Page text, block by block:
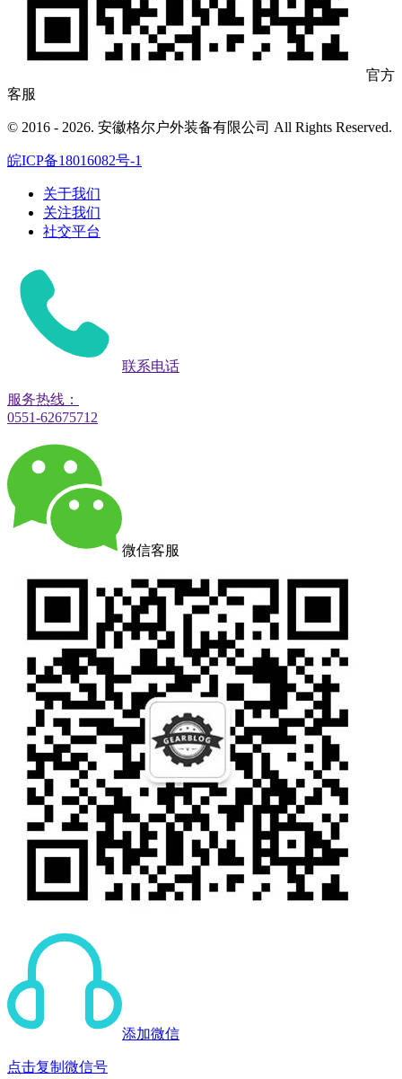
官方
客服
© 2016 - 2026. 安徽格尔户外装备有限公司 All Rights Reserved.
皖ICP备18016082号-1
关于我们
关注我们
社交平台
联系电话
服务热线：
0551-62675712
微信客服
添加微信
点击复制微信号